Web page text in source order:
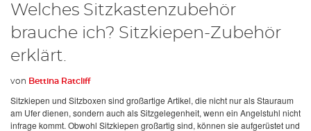
Welches Sitzkastenzubehör
brauche ich? Sitzkiepen-Zubehör
erklärt.
von Bettina Ratcliff
Sitzkiepen und Sitzboxen sind großartige Artikel, die nicht nur als Stauraum
am Ufer dienen, sondern auch als Sitzgelegenheit, wenn ein Angelstuhl nicht
infrage kommt. Obwohl Sitzkiepen großartig sind, können sie aufgerüstet und